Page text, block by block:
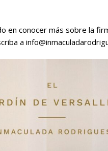
en conocer más sobre la
a